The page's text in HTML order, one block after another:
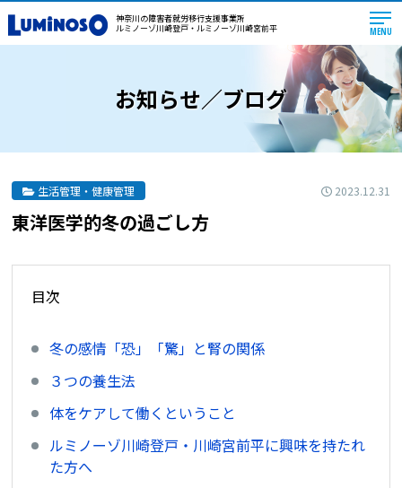
神奈川の障害者就労移行支援事業所
ルミノーゾ川崎登戸・ルミノーゾ川崎宮前平
MENU
お知らせ／ブログ
生活管理・健康管理 2023.12.31
東洋医学的冬の過ごし方
目次
冬の感情「恐」「驚」と腎の関係
３つの養生法
体をケアして働くということ
ルミノーゾ川崎登戸・川崎宮前平に興味を持たれ
た方へ